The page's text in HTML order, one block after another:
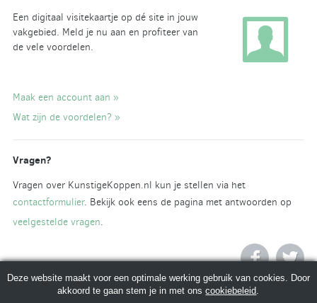
Een digitaal visitekaartje op dé site in jouw
vakgebied. Meld je nu aan en profiteer van
de vele voordelen.
Maak een account aan »
Wat zijn de voordelen? »
Vragen?
Vragen over KunstigeKoppen.nl kun je stellen via het
contactformulier. Bekijk ook eens de pagina met antwoorden op
veelgestelde vragen.
Deze website maakt voor een optimale werking gebruik van cookies. Door
akkoord te gaan stem je in met onscookiebeleid.